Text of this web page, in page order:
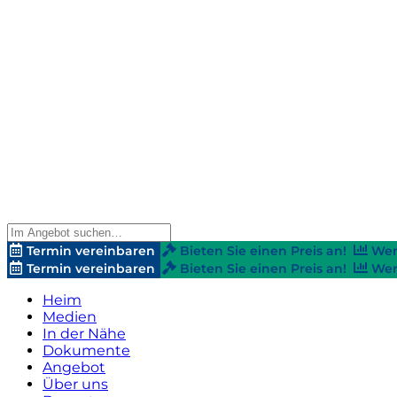
Termin vereinbaren Bieten Sie einen Preis an!
Termin vereinbaren
Bieten Sie einen Preis an!
Heim
Medien
In der Nähe
Dokumente
Angebot
Über uns